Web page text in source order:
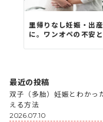
里帰りなし妊娠・出
に。ワンオペの不安
最近の投稿
双子（多胎）妊娠とわかっ
える方法
2026.07.10